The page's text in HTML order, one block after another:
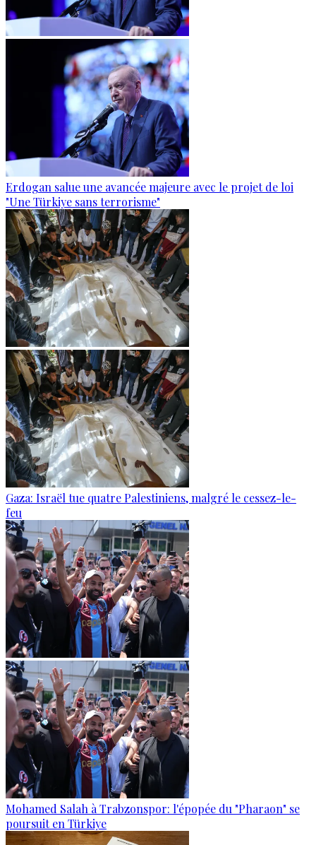
Erdogan salue une avancée majeure avec le projet de loi
"Une Türkiye sans terrorisme"
Gaza: Israël tue quatre Palestiniens, malgré le cessez-le-
feu
Mohamed Salah à Trabzonspor: l'épopée du "Pharaon" se
poursuit en Türkiye